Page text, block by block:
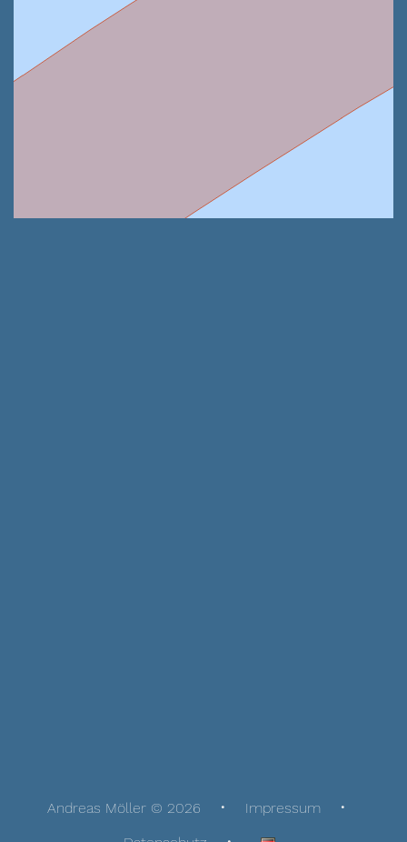
Andreas Möller © 2026
Impressum